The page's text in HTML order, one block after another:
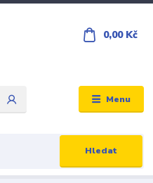
Menu
Hledat
0,00 Kč